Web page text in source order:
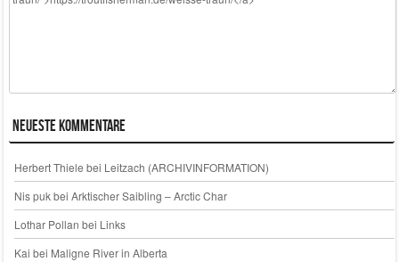
Neueste Kommentare
Herbert Thiele bei Leitzach (ARCHIVINFORMATION)
Nis pukbei Arktischer Saibling – Arctic Char
Lothar Pollan bei Links
Kai bei Maligne River in Alberta